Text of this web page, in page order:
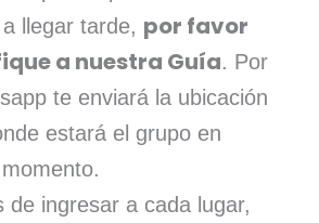
llegar tarde, por favor
a nuestra Guía. Por
te enviará la ubicación
estará el grupo en
de ingresar a cada lugar,